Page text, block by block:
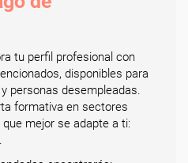
tu perfil profesional con
disponibles para
personas desempleadas.
formativa en sectores
mejor se adapte a ti: